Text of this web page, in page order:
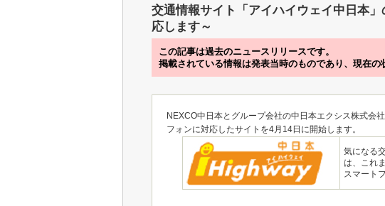
交通情報サイト「アイハイウェイ中日本
応します～
この記事は過去のニュースリリースです。
掲載されている情報は発表当時のものであり、現在の
NEXCO中日本とグループ会社の中日本エクシス株式会
フォンに対応したサイトを4月14日に開始します。
気になる
は、これ
スマート